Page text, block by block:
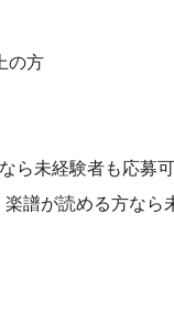
の方
ら未経験者も応募可
譜が読める方なら